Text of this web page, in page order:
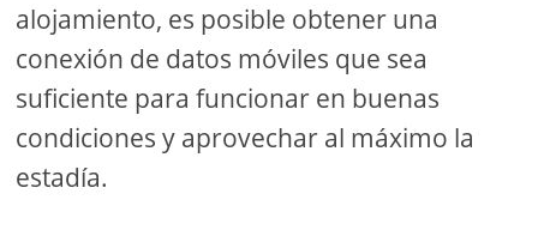
alojamiento, es posible obtener una
conexión de datos móviles que sea
suficiente para funcionar en buenas
condiciones y aprovechar al máximo la
estadía.